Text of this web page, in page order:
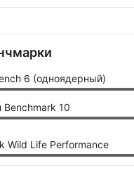
6 (одноядерный)
Benchmark 10
Wild Life Performance